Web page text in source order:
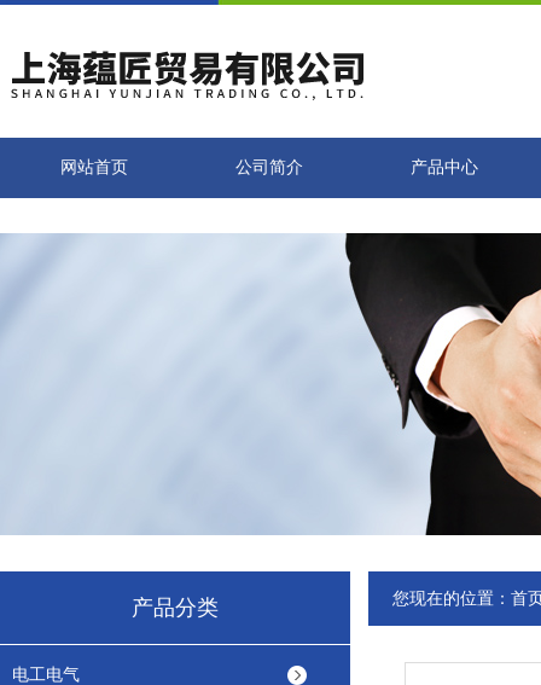
网站首页 公司简介 产品中心
产品分类
电工电气
您现在的位置： 首